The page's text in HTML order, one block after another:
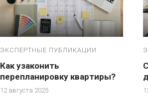
ЭКСПЕРТНЫЕ ПУБЛИКАЦИИ
Как узаконить
перепланировку квартиры?
12 августа 2025